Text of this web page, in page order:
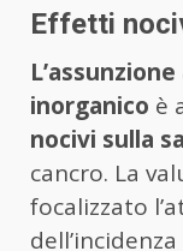
Effetti
inorganico è
nocivi sulla
cancro. La
focalizzato